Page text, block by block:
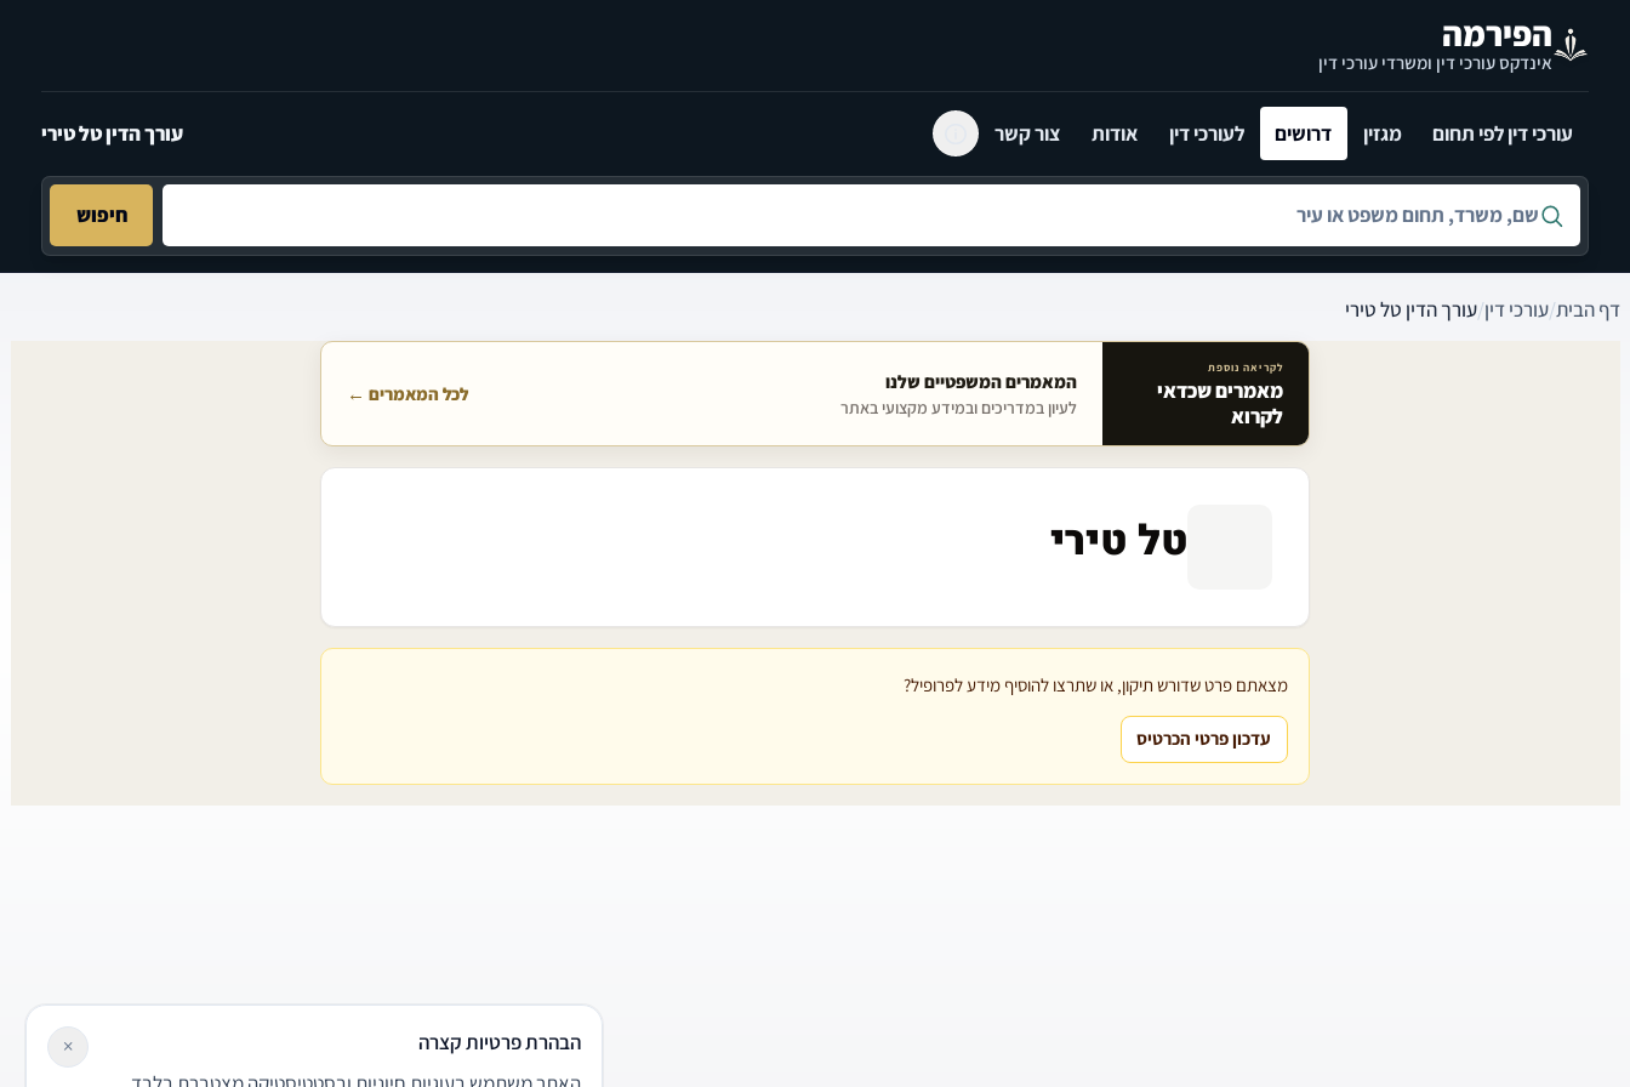
הפירמה
אינדקס עורכי דין ומשרדי עורכי דין
עורכי דין לפי תחום מגזין דרושים לעורכי דין אודות צור קשר עורך הדין טל טירי
חיפוש לפי שם, משרד, תחום משפט או עיר
חיפוש
דף הבית/עורכי דין/עורך הדין טל טירי
מאמרים קשורים באתר
לקריאה נוספת
מאמרים שכדאי
לקרוא
המאמרים המשפטיים שלנו
לעיון במדריכים ובמידע מקצועי באתר
לכל המאמרים ←
טל טירי
מצאתם פרט שדורש תיקון, או שתרצו להוסיף מידע לפרופיל?
עדכון פרטי הכרטיס
הבהרת פרטיות קצרה
×